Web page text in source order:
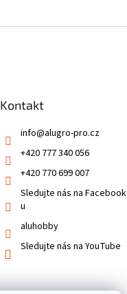
Kontakt
info@alugro-pro.cz
+420 777 340 056
+420 770 699 007
Sledujte nás na Facebook
u
aluhobby
Sledujte nás na YouTube